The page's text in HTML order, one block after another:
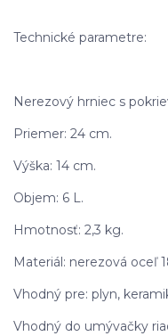
Technické parametre:
Nerezový hrniec s
Priemer: 24 cm.
Výška: 14 cm.
Objem: 6 L.
Hmotnosť: 2,3 kg.
Materiál: nerezová oceľ
Vhodný pre: plyn,
Vhodný do umývačky